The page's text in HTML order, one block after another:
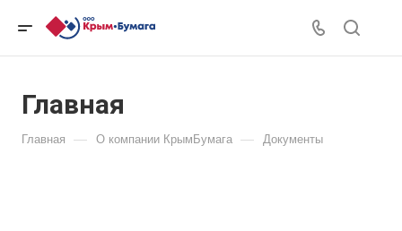
Главная
Главная — О компании КрымБумага — Документы